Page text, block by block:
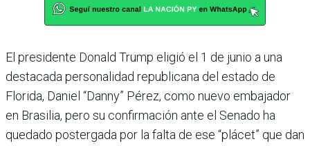
El presidente Donald Trump eligió el 1 de junio a una
destacada personalidad republicana del estado de
Florida, Daniel “Danny” Pérez, como nuevo embajador
en Brasilia, pero su confirmación ante el Senado ha
quedado postergada por la falta de ese “plácet” que dan